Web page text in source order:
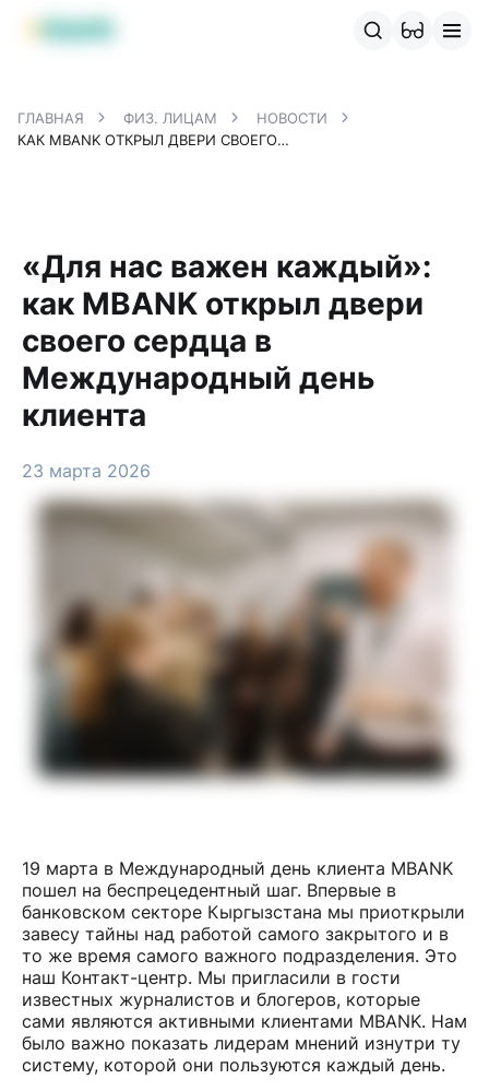
Продукты MBANK
ГЛАВНАЯ ФИЗ. ЛИЦАМ
НОВОСТИ
КАК MBANK ОТКРЫЛ ДВЕРИ СВОЕГО СЕРДЦА В МЕЖДУНАРОДНЫЙ ДЕНЬ КЛИЕНТА
«Для нас важен каждый»:
как MBANK открыл двери
своего сердца в
Международный день
клиента
23 марта 2026
19 марта в Международный день клиента MBANK
пошел на беспрецедентный шаг. Впервые в
банковском секторе Кыргызстана мы приоткрыли
завесу тайны над работой самого закрытого и в
то же время самого важного подразделения. Это
наш Контакт-центр. Мы пригласили в гости
известных журналистов и блогеров, которые
сами являются активными клиентами MBANK. Нам
было важно показать лидерам мнений изнутри ту
систему, которой они пользуются каждый день.